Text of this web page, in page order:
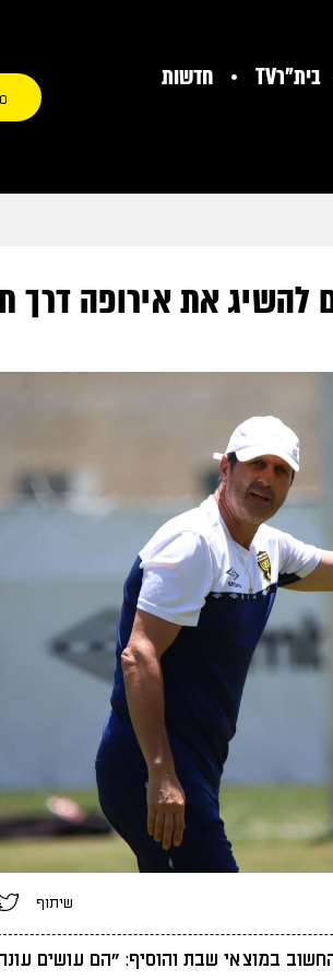
בית"רTV
חדשות
0
להשיג את אירופה דרך
שיתוף
במוצאי שבת והוסיף: "הם עושים